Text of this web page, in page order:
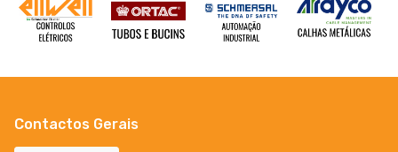
Contactos Gerais